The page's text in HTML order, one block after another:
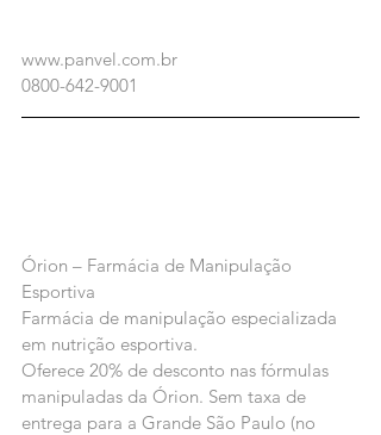
www.panvel.com.br
0800-642-9001
Órion – Farmácia de Manipulação
Esportiva
Farmácia de manipulação especializada
em nutrição esportiva.
Oferece 20% de desconto nas fórmulas
manipuladas da Órion. Sem taxa de
entrega para a Grande São Paulo (no